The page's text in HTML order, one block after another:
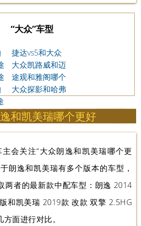
“大众”车型
捷达vs5和大众
途铠哪个好?
大众凯路威和迈
特威哪个好
途观和雅阁哪个
好
大众探影和哈弗
和凯美瑞哪个更好
会关注“大众朗逸和凯美瑞哪个更
朗逸和凯美瑞有多个版本的车型，
两者的最新款中配车型：朗逸 2014
和凯美瑞 2019款 改款 双擎 2.5HG
面进行对比。